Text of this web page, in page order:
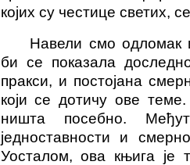
којих су честице светих,
Навели смо одломак
би се показала
пракси, и постојана
који се дотичу ове
ништа посебно.
једноставности и
Уосталом, ова књига је